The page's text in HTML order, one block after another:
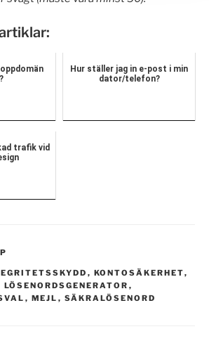
Hur ställer jag in e-post i min
dator/telefon?
trafik vid
, KONTOSÄKERHET,
LÖSENORDSGENERATOR ,
, MEJL , SÄKRALÖSENORD